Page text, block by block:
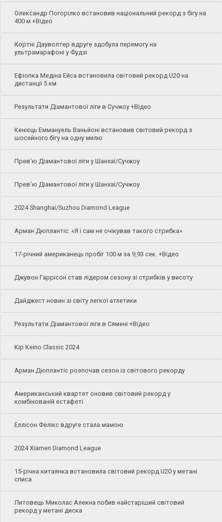
Олександр Погорілко встановив національний рекорд з бігу на
400 м +Відео
Кортні Дауволтер вдруге здобула перемогу на
ультрамарафоні у Фудзі
Ефіопка Медіна Ейса встановила світовий рекорд U20 на
дистанції 5 км
Результати Діамантової ліги в Сучжоу +Відео
Кенієць Еммануель Ваньйоні встановив світовий рекорд з
шосейного бігу на одну милю
Прев'ю Діамантової ліги у Шанхаї/Сучжоу
Прев'ю Діамантової ліги у Шанхаї/Сучжоу
2024 Shanghai/Suzhou Diamond League
Арман Дюплантіс: «Я і сам не очікував такого стрибка»
17-річний американець пробіг 100 м за 9,93 сек. +Відео
Джувон Гаррісон став лідером сезону зі стрибків у висоту
Дайджест новин зі світу легкої атлетики
Результати Діамантової ліги в Сямені +Відео
Kip Keino Classic 2024
Арман Дюплантіс розпочав сезон із світового рекорду
Американський квартет оновив світовий рекорд у
комбінованій естафеті
Еллісон Фелікс вдруге стала мамою
2024 Xiamen Diamond League
15-річна китаянка встановила світовий рекорд U20 у метані
списа
Литовець Миколас Алекна побив найстаріший світовий
рекорд у метані диска